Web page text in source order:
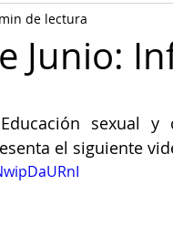
Integral en Turismo
Junio:
de lectura
sexual y
el siguiente